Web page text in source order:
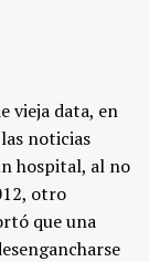
vieja data, en
noticias
hospital, al no
otro
que una